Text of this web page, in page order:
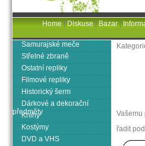
Vašemu
řadit
Samurajské meče
Střelné zbraně
Ostatní repliky
Filmové repliky
Historický šerm
Dárkové a dekorační
předměty
Knihy
Kostýmy
DVD a VHS
Home|Diskuse|Bazar|